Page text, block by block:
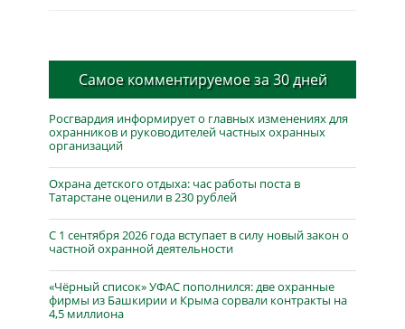
Самое комментируемое за 30 дней
Росгвардия информирует о главных изменениях для
охранников и руководителей частных охранных
организаций
Охрана детского отдыха: час работы поста в
Татарстане оценили в 230 рублей
С 1 сентября 2026 года вступает в силу новый закон о
частной охранной деятельности
«Чёрный список» УФАС пополнился: две охранные
фирмы из Башкирии и Крыма сорвали контракты на
4,5 миллиона